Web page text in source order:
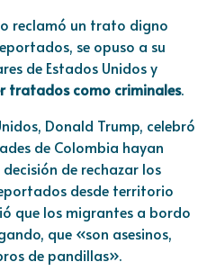
reclamó un trato digno
se opuso a su
de Estados Unidos y
tratados como criminales.
Donald Trump, celebró
de Colombia hayan
de rechazar los
desde territorio
que los migrantes a bordo
que «son asesinos,
de pandillas».